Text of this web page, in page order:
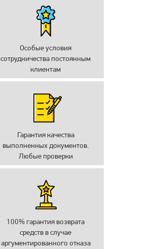
Особые условия
сотрудничества постоянным
клиентам
Гарантия качества
выполненных документов.
Любые проверки
100% гарантия возврата
средств в случае
аргументированного отказа